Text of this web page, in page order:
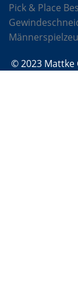
Pick & Place
© 2023 Mattke